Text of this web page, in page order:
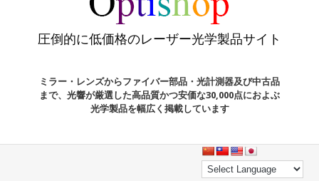
圧倒的に低価格のレーザー光学製品サイト
ミラー・レンズからファイバー部品・光計測器及び中古品
まで、光響が厳選した高品質かつ安価な30,000点におよぶ
光学製品を幅広く掲載しています